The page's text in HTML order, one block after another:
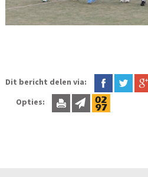
Dit bericht delen via:
Opties: